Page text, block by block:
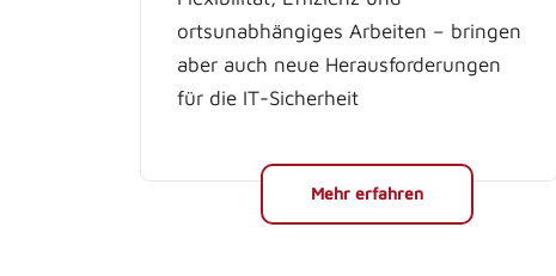
ortsunabhängiges Arbeiten – bringen
aber auch neue Herausforderungen
für die IT-Sicherheit
Mehr erfahren